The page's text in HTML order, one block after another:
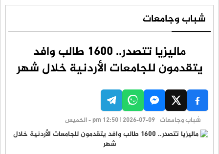
شباب وجامعات
ماليزيا تتصدر.. 1600 طالب وافد
يتقدمون للجامعات الأردنية خلال شهر
شباب وجامعات pm 12:50 | 2026-07-09 - الخميس